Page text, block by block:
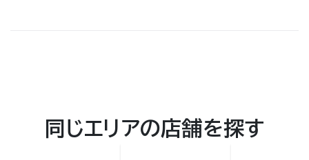
同じエリアの店舗を探す